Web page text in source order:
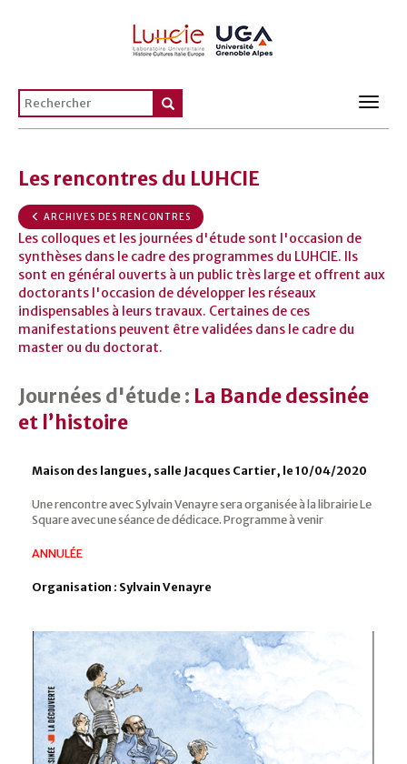
Les rencontres du LUHCIE
ARCHIVES DES RENCONTRES
Les colloques et les journées d'étude sont l'occasion de
synthèses dans le cadre des programmes du LUHCIE. Ils
sont en général ouverts à un public très large et offrent aux
doctorants l'occasion de développer les réseaux
indispensables à leurs travaux. Certaines de ces
manifestations peuvent être validées dans le cadre du
master ou du doctorat.
Journées d'étude : La Bande dessinée
et l’histoire
Maison des langues, salle Jacques Cartier, le 10/04/2020
Une rencontre avec Sylvain Venayre sera organisée à la librairie Le
Square avec une séance de dédicace. Programme à venir
ANNULÉE
Organisation : Sylvain Venayre